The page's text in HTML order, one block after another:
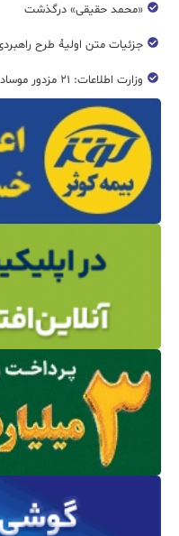
«محمد حقیقی» درگذشت
جزئیات متن اولیۀ طرح
وزارت اطلاعات: ۲۱ مزدور موساد و ۴ شرور مسلح در کرمان بازداشت شدند